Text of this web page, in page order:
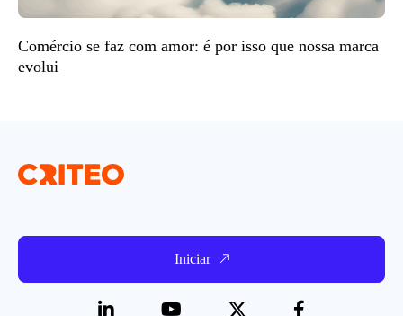
Comércio se faz com amor: é por isso que nossa marca
evolui
Iniciar